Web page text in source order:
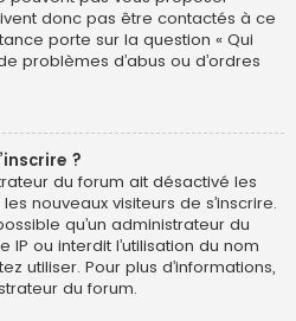
donc pas être contactés à ce
porte sur la question « Qui
problèmes d’abus ou d’ordres
?
du forum ait désactivé les
nouveaux visiteurs de s’inscrire.
qu’un administrateur du
ou interdit l’utilisation du nom
utiliser. Pour plus d’informations,
du forum.